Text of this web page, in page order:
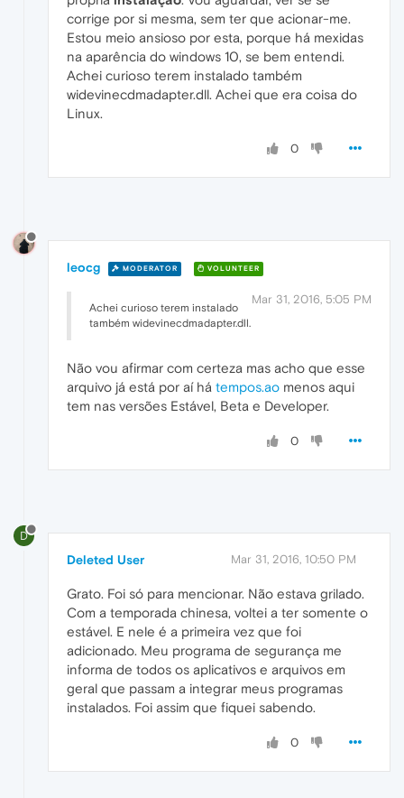
corrige por si mesma, sem ter que acionar-me.
Estou meio ansioso por esta, porque há mexidas
na aparência do windows 10, se bem entendi.
Achei curioso terem instalado também
widevinecdmadapter.dll. Achei que era coisa do
Linux.
0
leocg MODERATOR VOLUNTEER
Mar 31, 2016, 5:05 PM
Achei curioso terem instalado
também widevinecdmadapter.dll.
Não vou afirmar com certeza mas acho que esse
arquivo já está por aí há tempos.ao menos aqui
tem nas versões Estável, Beta e Developer.
0
D
Deleted User Mar 31, 2016, 10:50 PM
Grato. Foi só para mencionar. Não estava grilado.
Com a temporada chinesa, voltei a ter somente o
estável. E nele é a primeira vez que foi
adicionado. Meu programa de segurança me
informa de todos os aplicativos e arquivos em
geral que passam a integrar meus programas
instalados. Foi assim que fiquei sabendo.
0